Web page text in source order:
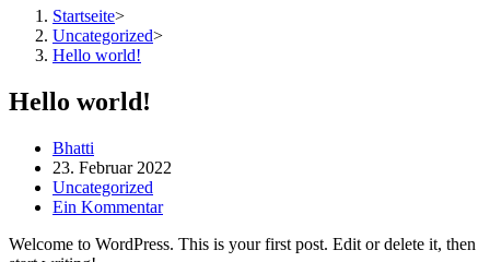
Startseite>
Uncategorized>
Hello world!
Hello world!
Beitrags-
Autor:
Bhatti
Beitrag
veröffentlicht:
23. Februar 2022
Beitrags-
Kategorie:
Uncategorized
Beitrags-
Ein Kommentar
Welcome to WordPress. This is your first post. Edit or delete it, then